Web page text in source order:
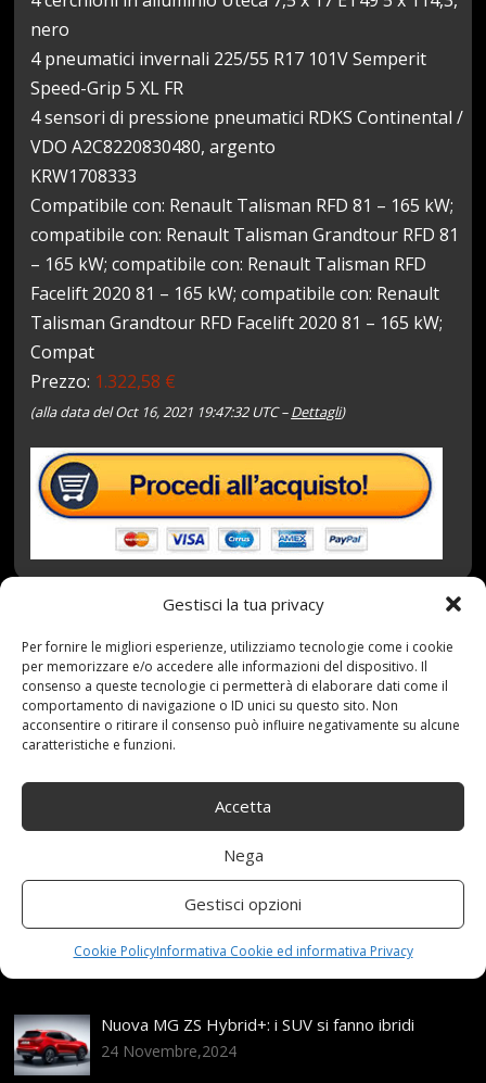
Gestisci la tua privacy
Per fornire le migliori esperienze, utilizziamo tecnologie come i cookie
per memorizzare e/o accedere alle informazioni del dispositivo. Il
consenso a queste tecnologie ci permetterà di elaborare dati come il
comportamento di navigazione o ID unici su questo sito. Non
acconsentire o ritirare il consenso può influire negativamente su alcune
caratteristiche e funzioni.
Accetta
Nega
Gestisci opzioni
Cookie PolicyInformativa Cookie ed informativa Privacy
nero
4 pneumatici invernali 225/55 R17 101V Semperit
Speed-Grip 5 XL FR
4 sensori di pressione pneumatici RDKS Continental /
VDO A2C8220830480, argento
KRW1708333
Compatibile con: Renault Talisman RFD 81 – 165 kW;
compatibile con: Renault Talisman Grandtour RFD 81
– 165 kW; compatibile con: Renault Talisman RFD
Facelift 2020 81 – 165 kW; compatibile con: Renault
Talisman Grandtour RFD Facelift 2020 81 – 165 kW;
Compat
Prezzo: 1.322,58 €
(alla data del Oct 16, 2021 19:47:32 UTC –Dettagli)
16 Ottobre 2021 redazione Tag:101V,
5x1143,75x17 ,con,Grip,Integrali,Invernali,Nero ,
ruote,Semperit,Speed, Uteca Categories: Shop
Articoli recenti
Assicurazione auto e sostituzione lunotto: le cose
21 Aprile,2026
Range Rover: un’icona tra i luxury SUV
25 Novembre,2024
Nuova MG ZS Hybrid+: i SUV si fanno ibridi
24 Novembre,2024